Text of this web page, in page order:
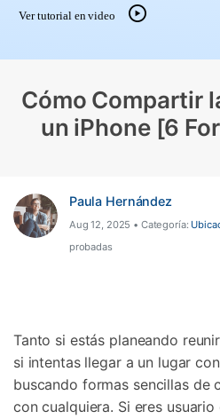
Encuentra Más Soluciones
Ver tutorial en video
Cómo Compartir
un iPhone [6
Paula Hernández
Aug 12, 2025 • Categoría:
probadas
Tanto si estás planeando
si intentas llegar a un lugar
buscando formas sencillas de
con cualquiera. Si eres